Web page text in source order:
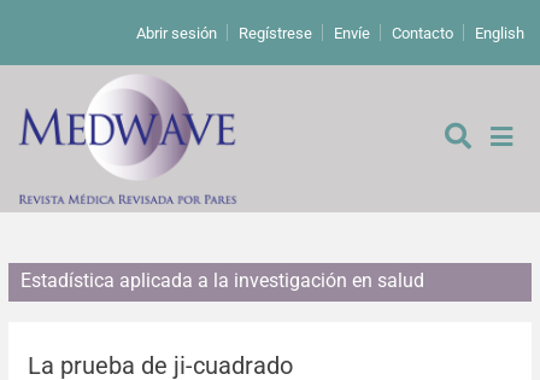
Abrir sesión Regístrese Envíe Contacto English
De los editores
Editoriales
Estadística aplicada a la investigación en salud
La prueba de ji-cuadrado